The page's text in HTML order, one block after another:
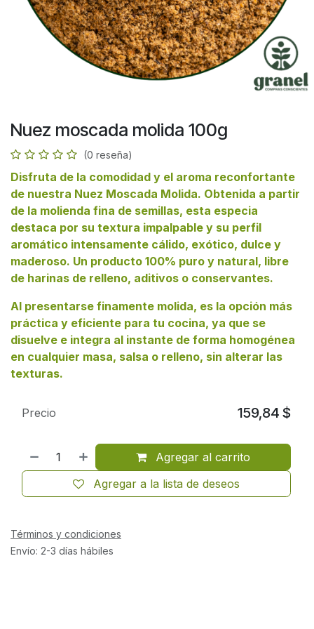
Nuez moscada molida 100g
(0 reseña)
Disfruta de la comodidad y el aroma reconfortante
de nuestra Nuez Moscada Molida. Obtenida a partir
de la molienda fina de semillas, esta especia
destaca por su textura impalpable y su perfil
aromático intensamente cálido, exótico, dulce y
maderoso. Un producto 100% puro y natural, libre
de harinas de relleno, aditivos o conservantes.
Al presentarse finamente molida, es la opción más
práctica y eficiente para tu cocina, ya que se
disuelve e integra al instante de forma homogénea
en cualquier masa, salsa o relleno, sin alterar las
texturas.
Agregar al carrito
Agregar a la lista de deseos
Precio 159,84 $
Términos y condiciones
Envío: 2-3 días hábiles